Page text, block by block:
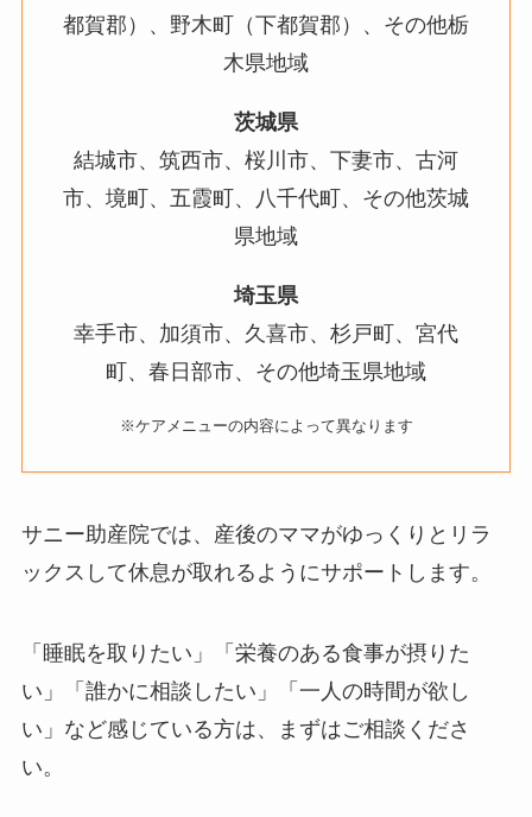
都賀郡）、野木町（下都賀郡）、その他栃
木県地域
茨城県
結城市、筑西市、桜川市、下妻市、古河
市、境町、五霞町、八千代町、その他茨城
県地域
埼玉県
幸手市、加須市、久喜市、杉戸町、宮代
町、春日部市、その他埼玉県地域
※ケアメニューの内容によって異なります
サニー助産院では、産後のママがゆっくりとリラ
ックスして休息が取れるようにサポートします。
「睡眠を取りたい」「栄養のある食事が摂りた
い」「誰かに相談したい」「一人の時間が欲し
い」など感じている方は、まずはご相談くださ
い。